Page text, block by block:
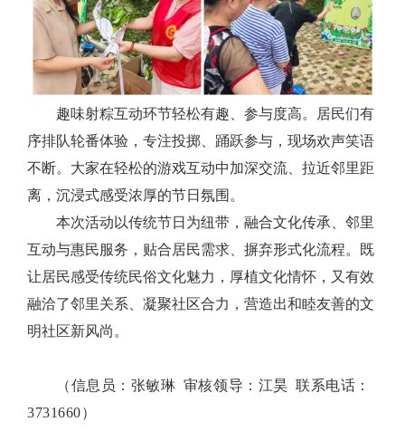
趣味射粽互动环节轻松有趣、参与度高。居民们有
序排队轮番体验，专注投掷、踊跃参与，现场欢声笑语
不断。大家在轻松的游戏互动中加深交流、拉近邻里距
离，沉浸式感受浓厚的节日氛围。
本次活动以传统节日为纽带，融合文化传承、邻里
互动与惠民服务，贴合居民需求、摒弃形式化流程。既
让居民感受传统民俗文化魅力，厚植文化情怀，又有效
融洽了邻里关系、凝聚社区合力，营造出和睦友善的文
明社区新风尚。
（信息员：张敏琳 审核领导：江昊 联系电话：
3731660）